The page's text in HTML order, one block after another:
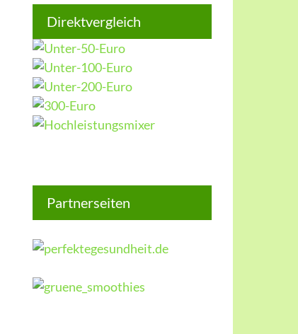
Direktvergleich
Partnerseiten